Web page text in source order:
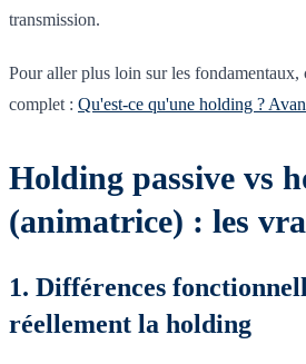
transmission.
Pour aller plus loin sur les fondamentaux,
complet : Qu'est-ce qu'une holding ?
Holding passive vs
(animatrice) : les
1. Différences
réellement la holding